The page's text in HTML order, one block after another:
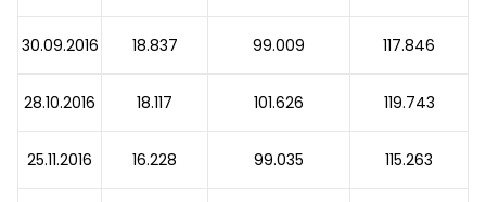
30.09.2016 18.837 99.009 117.846
28.10.2016 18.117 101.626 119.743
25.11.2016 16.228 99.035 115.263